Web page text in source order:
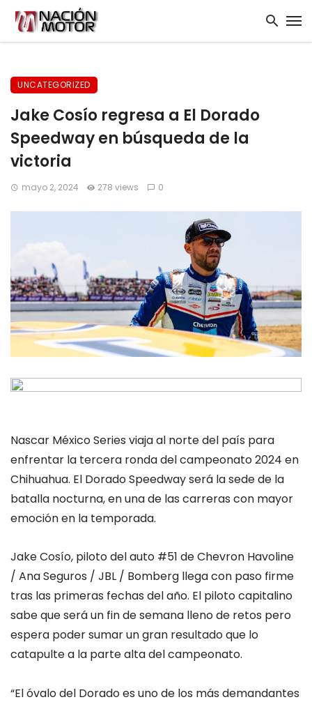
UNCATEGORIZED
Jake Cosío regresa a El Dorado
Speedway en búsqueda de la
victoria
mayo 2, 2024 278 views 0
Nascar México Series viaja al norte del país para
enfrentar la tercera ronda del campeonato 2024 en
Chihuahua. El Dorado Speedway será la sede de la
batalla nocturna, en una de las carreras con mayor
emoción en la temporada.
Jake Cosío, piloto del auto #51 de Chevron Havoline
/ Ana Seguros / JBL / Bomberg llega con paso firme
tras las primeras fechas del año. El piloto capitalino
sabe que será un fin de semana lleno de retos pero
espera poder sumar un gran resultado que lo
catapulte a la parte alta del campeonato.
“El óvalo del Dorado es uno de los más demandantes